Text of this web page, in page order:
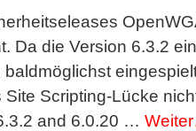
Da die Version 6.3.2
Scripting-Lücke
and 6.0.20 …